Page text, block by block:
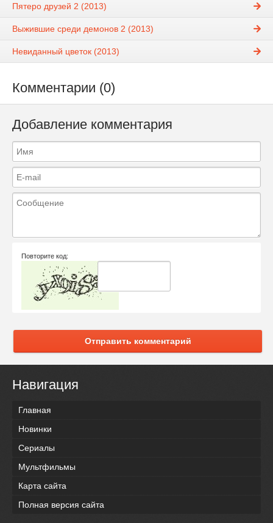
Пятеро друзей 2 (2013)
Выжившие среди демонов 2 (2013)
Невиданный цветок (2013)
Комментарии (0)
Добавление комментария
Повторите код:
Отправить комментарий
Навигация
Главная
Новинки
Сериалы
Мультфильмы
Карта сайта
Полная версия сайта